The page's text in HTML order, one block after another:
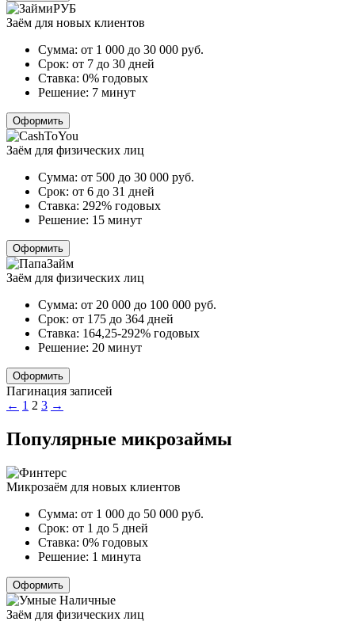
Заём для новых клиентов
Сумма: от 1 000 до 30 000 руб.
Срок: от 7 до 30 дней
Ставка: 0% годовых
Решение: 7 минут
Оформить
Заём для физических лиц
Сумма: от 500 до 30 000 руб.
Срок: от 6 до 31 дней
Ставка: 292% годовых
Решение: 15 минут
Оформить
Заём для физических лиц
Сумма: от 20 000 до 100 000 руб.
Срок: от 175 до 364 дней
Ставка: 164,25-292% годовых
Решение: 20 минут
Оформить
Пагинация записей
← 1 2 3 →
Популярные микрозаймы
Микрозаём для новых клиентов
Сумма: от 1 000 до 50 000 руб.
Срок: от 1 до 5 дней
Ставка: 0% годовых
Решение: 1 минута
Оформить
Заём для физических лиц